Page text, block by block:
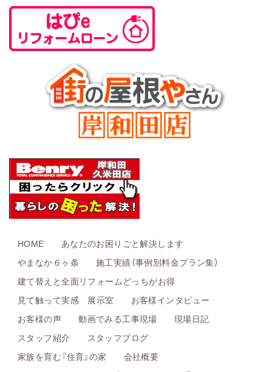
HOME
あなたのお困りごと解決します
やまなか６ヶ条
施工実績（事例別料金プラン集）
建て替えと全面リフォームどっちがお得
見て触って実感 展示室
お客様インタビュー
お客様の声
動画でみる工事現場
現場日記
スタッフ紹介
スタッフブログ
家族を育む『住育』の家
会社概要